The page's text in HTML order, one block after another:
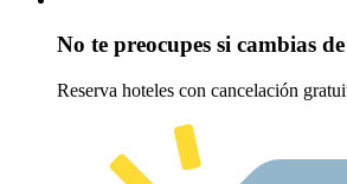
No te preocupes si cambias
Reserva hoteles con cancelación